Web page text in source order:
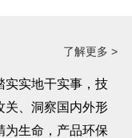
了解更多 >
实实地干实事，技
关、洞察国内外形
为生命，产品环保